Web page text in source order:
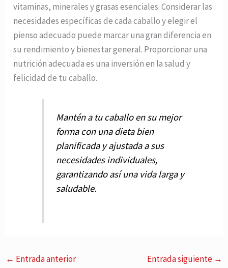
vitaminas, minerales y grasas esenciales. Considerar las
necesidades específicas de cada caballo y elegir el
pienso adecuado puede marcar una gran diferencia en
su rendimiento y bienestar general. Proporcionar una
nutrición adecuada es una inversión en la salud y
felicidad de tu caballo.
Mantén a tu caballo en su mejor
forma con una dieta bien
planificada y ajustada a sus
necesidades individuales,
garantizando así una vida larga y
saludable.
← Entrada anterior Entrada siguiente →